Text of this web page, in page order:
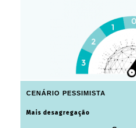
CENÁRIO PESSIMISTA
Mais desagregação